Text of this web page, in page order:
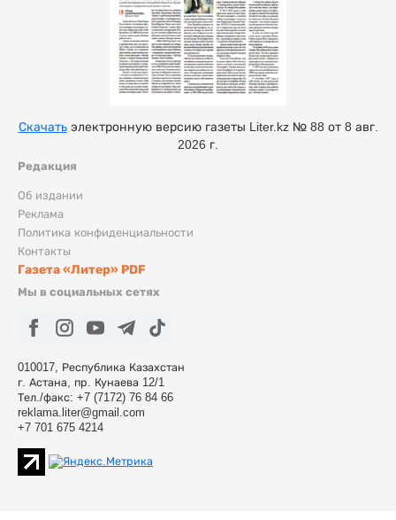
Редакция
Об издании
Реклама
Политика конфиденциальности
Контакты
Газета «Литер» PDF
Мы в социальных сетях
010017, Республика Казахстан
г. Астана, пр. Кунаева 12/1
Тел./факс: +7 (7172) 76 84 66
reklama.liter@gmail.com
+7 701 675 4214
Скачатьэлектронную версию газеты Liter.kz № 88 от 8 авг.
2026 г.